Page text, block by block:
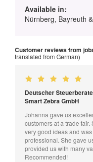
Available in:
Nürnberg, Bayreuth
Customer reviews from
translated from German)
Deutscher
Smart Zebra GmbH
Johanna gave us
customers at a trade
very good ideas and
professional. She gave
provided us with many
Recommended!